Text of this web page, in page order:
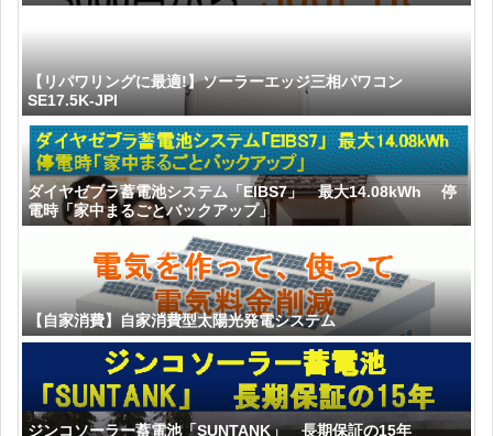
【リパワリングに最適!】ソーラーエッジ三相パワコン
SE17.5K-JPI
ダイヤゼブラ蓄電池システム「EIBS7」 最大14.08kWh 停
電時「家中まるごとバックアップ」
【自家消費】自家消費型太陽光発電システム
ジンコソーラー蓄電池「SUNTANK」 長期保証の15年